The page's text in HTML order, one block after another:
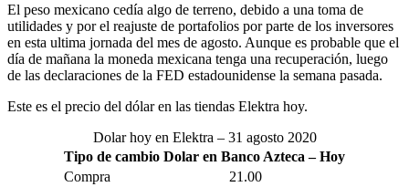
El peso mexicano cedía algo de terreno, debido a una toma de
utilidades y por el reajuste de portafolios por parte de los inversores
en esta ultima jornada del mes de agosto. Aunque es probable que el
día de mañana la moneda mexicana tenga una recuperación, luego
de las declaraciones de la FED estadounidense la semana pasada.
Este es el precio del dólar en las tiendas Elektra hoy.
Dolar hoy en Elektra – 31 agosto 2020
Tipo de cambio Dolar en Banco Azteca – Hoy
Compra
21.00